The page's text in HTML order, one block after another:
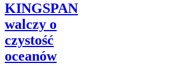
KINGSPAN
walczy o
czystość
oceanów